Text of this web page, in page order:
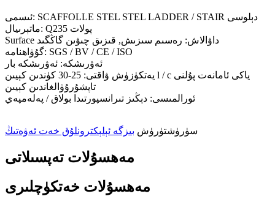
ئىسمى: SCAFFOLLE STEL STEL LADDER / STAIR دېلوسى
ماتېرىيال: Q235 پولات
Surface داۋالاش: رەسىم سىزىش, قىزىق چىۋىن گاڭگىد
گۇۋاھنامە: SGS / BV / CE / ISO
ئەۋرىشكە: ئەۋرىشكە بار
يەتكۈزۈش ۋاقتى: 25-30 كۈندىن كېيىن l / c ياكى ئامانەت پۇلنى
تاپشۇرۇۋالغاندىن كېيىن
ئورالمىسى: دېڭىز تىرانسپورتىدا بولاق / پەلەمپەي
سۈرۈشتۈرۈش بىزگە ئېلېكترونلۇق خەت ئەۋەتىڭ
مەھسۇلات تەپسىلاتى
مەھسۇلات خەتكۈچلىرى